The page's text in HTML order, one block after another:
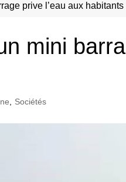
prive l’eau aux habitants
mini
, Sociétés